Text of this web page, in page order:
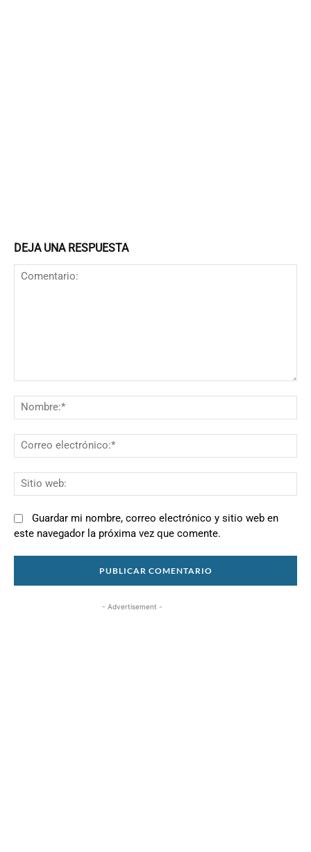
DEJA UNA RESPUESTA
Guardar mi nombre, correo electrónico y sitio web en
este navegador la próxima vez que comente.
- Advertisement -